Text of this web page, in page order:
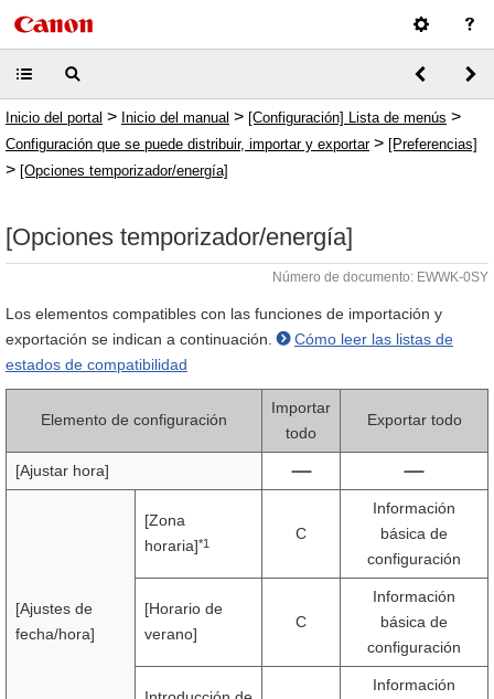
Inicio del portal > Inicio del manual > [Configuración] Lista de menús >
Configuración que se puede distribuir, importar y exportar> [Preferencias]
> [Opciones temporizador/energía]
[Opciones temporizador/energía]
Número de documento: EWWK-0SY
Los elementos compatibles con las funciones de importación y
exportación se indican a continuación.
Cómo leer las listas de
estados de compatibilidad
Elemento de configuración
Importar
todo
Exportar todo
[Ajustar hora]
[Ajustes de
fecha/hora]
[Zona
horaria]*1
C
Información
básica de
configuración
[Horario de
verano]
C
Información
básica de
configuración
Información